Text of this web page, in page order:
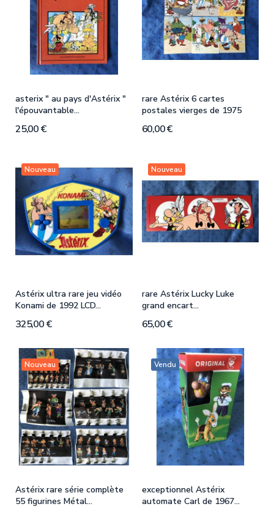
asterix " au pays d'Astérix "
l'épouvantable...
25,00 €
Nouveau
Astérix ultra rare jeu vidéo
Konami de 1992 LCD...
325,00 €
Nouveau
Astérix rare série complète
55 figurines Métal...
rare Astérix 6 cartes
postales vierges de 1975
60,00 €
Nouveau
rare Astérix Lucky Luke
grand encart...
65,00 €
Vendu
exceptionnel Astérix
automate Carl de 1967...